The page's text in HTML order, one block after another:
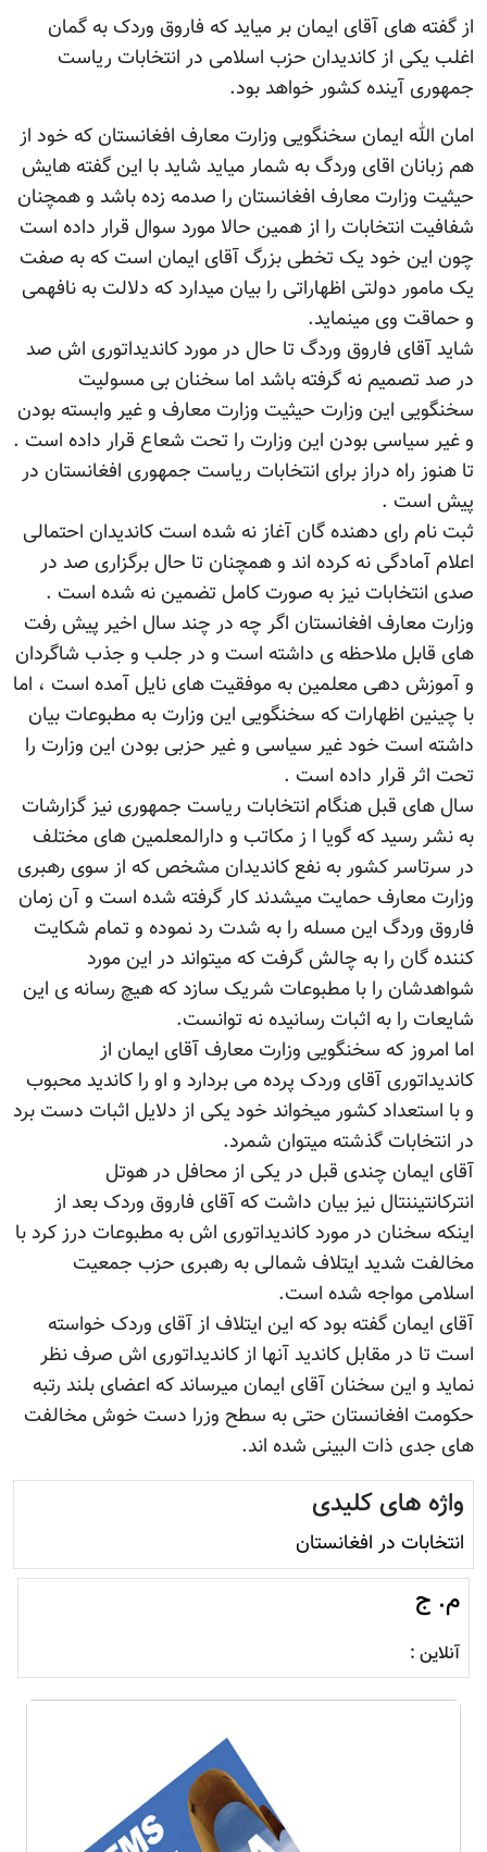
از گفته های آقای ایمان بر میاید که فاروق وردک به گمان
اغلب یکی از کاندیدان حزب اسلامی در انتخابات ریاست
جمهوری آینده کشور خواهد بود.
امان الله ایمان سخنگویی وزارت معارف افغانستان که خود از
هم زبانان اقای وردگ به شمار میاید شاید با این گفته هایش
حیثیت وزارت معارف افغانستان را صدمه زده باشد و همچنان
شفافیت انتخابات را از همین حالا مورد سوال قرار داده است
چون این خود یک تخطی بزرگ آقای ایمان است که به صفت
یک مامور دولتی اظهاراتی را بیان میدارد که دلالت به نافهمی
و حماقت وی مینماید.
شاید آقای فاروق وردگ تا حال در مورد کاندیداتوری اش صد
در صد تصمیم نه گرفته باشد اما سخنان بی مسولیت
سخنگویی این وزارت حیثیت وزارت معارف و غیر وابسته بودن
و غیر سیاسی بودن این وزارت را تحت شعاع قرار داده است .
تا هنوز راه دراز برای انتخابات ریاست جمهوری افغانستان در
پیش است .
ثبت نام رای دهنده گان آغاز نه شده است کاندیدان احتمالی
اعلام آمادگی نه کرده اند و همچنان تا حال برگزاری صد در
صدی انتخابات نیز به صورت کامل تضمین نه شده است .
وزارت معارف افغانستان اگر چه در چند سال اخیر پیش رفت
های قابل ملاحظه ی داشته است و در جلب و جذب شاگردان
و آموزش دهی معلمین به موفقیت های نایل آمده است ، اما
با چینین اظهارات که سخنگویی این وزارت به مطبوعات بیان
داشته است خود غیر سیاسی و غیر حزبی بودن این وزارت را
تحت اثر قرار داده است .
سال های قبل هنگام انتخابات ریاست جمهوری نیز گزارشات
به نشر رسید که گویا ا ز مکاتب و دارالمعلمین های مختلف
در سرتاسر کشور به نفع کاندیدان مشخص که از سوی رهبری
وزارت معارف حمایت میشدند کار گرفته شده است و آن زمان
فاروق وردگ این مسله را به شدت رد نموده و تمام شکایت
کننده گان را به چالش گرفت که میتواند در این مورد
شواهدشان را با مطبوعات شریک سازد که هیچ رسانه ی این
شایعات را به اثبات رسانیده نه توانست.
اما امروز که سخنگویی وزارت معارف آقای ایمان از
کاندیداتوری آقای وردک پرده می بردارد و او را کاندید محبوب
و با استعداد کشور میخواند خود یکی از دلایل اثبات دست برد
در انتخابات گذشته میتوان شمرد.
آقای ایمان چندی قبل در یکی از محافل در هوتل
انترکانتیننتال نیز بیان داشت که آقای فاروق وردک بعد از
اینکه سخنان در مورد کاندیداتوری اش به مطبوعات درز کرد با
مخالفت شدید ایتلاف شمالی به رهبری حزب جمعیت
اسلامی مواجه شده است.
آقای ایمان گفته بود که این ایتلاف از آقای وردک خواسته
است تا در مقابل کاندید آنها از کاندیداتوری اش صرف نظر
نماید و این سخنان آقای ایمان میرساند که اعضای بلند رتبه
حکومت افغانستان حتی به سطح وزرا دست خوش مخالفت
های جدی ذات البینی شده اند.
واژه های کلیدی
انتخابات در افغانستان
م. ج
آنلاین :